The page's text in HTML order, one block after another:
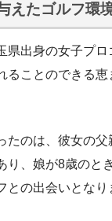
えたゴルフ環
県出身の女子プ
ることのできる恵
たのは、彼女の
り、娘が8歳のと
との出会いとなり